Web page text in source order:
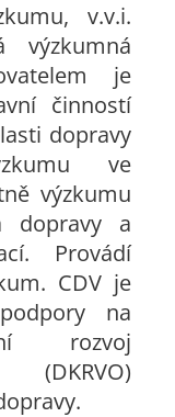
v.v.i.
výzkumná
je
činností
dopravy
ve
výzkumu
dopravy a
Provádí
CDV je
na
rozvoj
(DKRVO)